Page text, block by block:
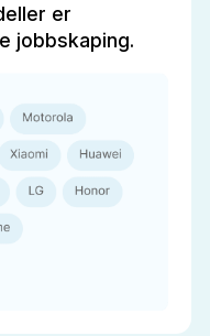
er
jobbskaping.